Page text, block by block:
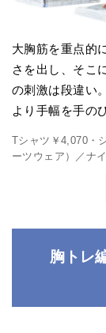
大胸筋を重点的
さを出し、そこ
の刺激は段違い
より手幅を手の
Tシャツ￥4,070・
ーツウェア）／ナ
胸トレ